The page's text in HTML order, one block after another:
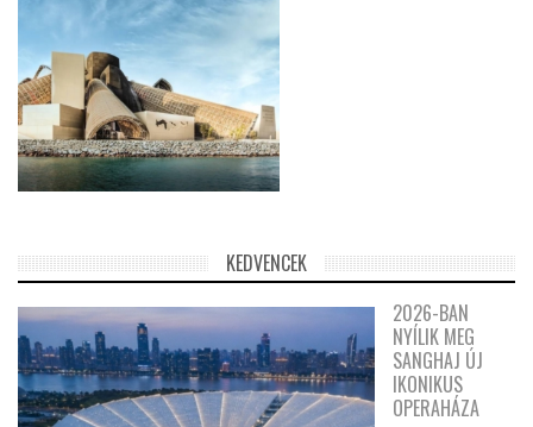
KEDVENCEK
2026-BAN
NYÍLIK MEG
SANGHAJ ÚJ
IKONIKUS
OPERAHÁZA